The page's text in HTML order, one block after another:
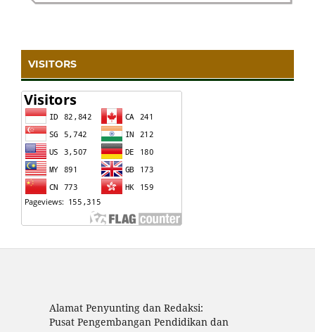
VISITORS
Alamat Penyunting dan Redaksi:
Pusat Pengembangan Pendidikan dan